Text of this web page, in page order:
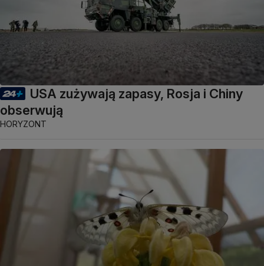
USA zużywają zapasy, Rosja i Chiny
obserwują
HORYZONT